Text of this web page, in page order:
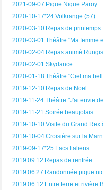
2021-09-07 Pique Nique Paroy
2020-10-17*24 Volkrange (57)
2020-03-10 Repas de printemps
2020-03-01 Théâtre "Ma femme
2020-02-04 Repas animé Rungis
2020-02-01 Skydance
2020-01-18 Théâtre "Ciel ma
2019-12-10 Repas de Noël
2019-11-24 Théâtre "J'ai envie
2019-11-21 Soirée beaujolais
2019-10-10 Visite du Grand Rex
2019-10-04 Croisière sur la
2019-09-17*25 Lacs Italiens
2019.09.12 Repas de rentrée
2019.06.27 Randonnée pique
2019.06.12 Entre terre et rivière